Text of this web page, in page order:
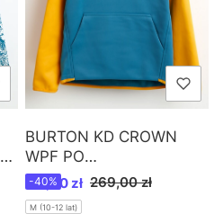
BURTON KD CROWN
WPF PO
CELEST/CADMYL /W22
Cena promocyjna
161,40 zł 269,00 zł
-40%
M (10-12 lat)